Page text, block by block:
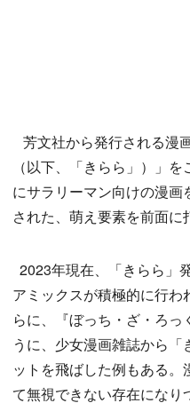
芳文社から発行される漫
（以下、「きらら」）」
にサラリーマン向けの漫
された、萌え要素を前面に
2023年現在、「きらら」
アミックスが積極的に行わ
らに、『ぼっち・ざ・ろ
うに、少女漫画雑誌から
ットを飛ばした例もある
て無視できない存在になり